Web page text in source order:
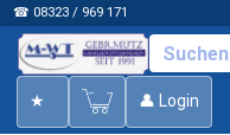
☎ 08323 / 969 171
★ 👤 Login